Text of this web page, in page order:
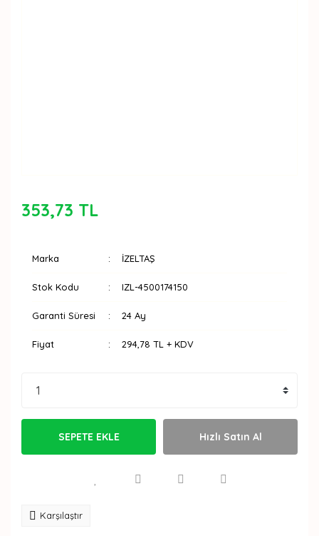
353,73 TL
Marka İZELTAŞ
Stok Kodu IZL-4500174150
Garanti Süresi 24 Ay
Fiyat 294,78 TL + KDV
SEPETE EKLE Hızlı Satın Al
Karşılaştır